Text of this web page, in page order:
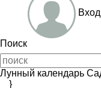
Вход
Поиск
Лунный календарь
}